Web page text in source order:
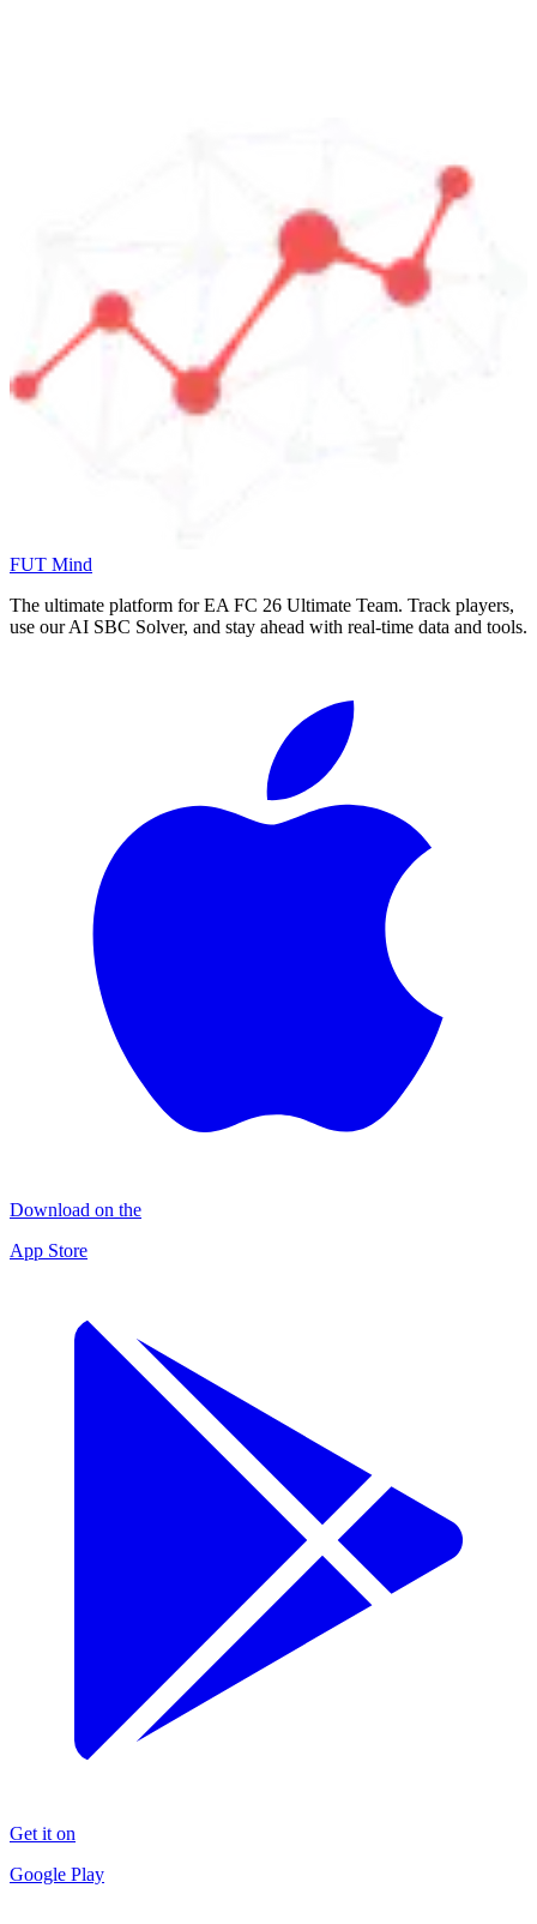
FUT Mind
The ultimate platform for EA FC 26 Ultimate Team. Track players,
use our AI SBC Solver, and stay ahead with real-time data and tools.
Download on the
App Store
Get it on
Google Play